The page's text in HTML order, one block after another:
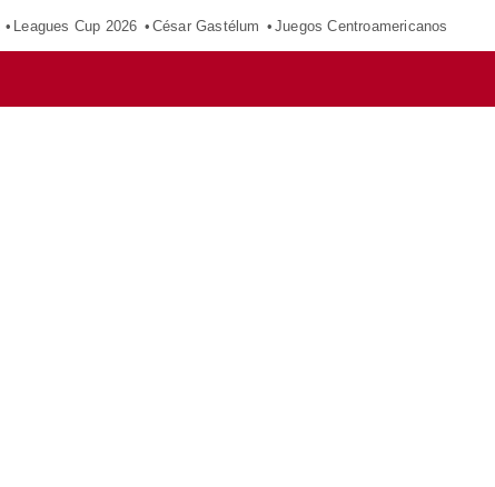
Leagues Cup 2026 César Gastélum Juegos Centroamericanos